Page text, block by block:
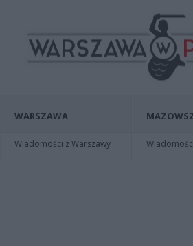
WARSZAWA
Wiadomości z Warszawy